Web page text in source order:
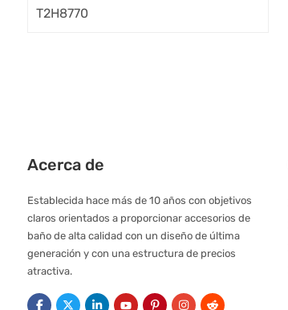
Acerca de
Establecida hace más de 10 años con objetivos
claros orientados a proporcionar accesorios de
baño de alta calidad con un diseño de última
generación y con una estructura de precios
atractiva.